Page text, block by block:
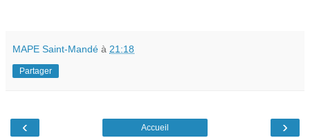
MAPE Saint-Mandé à 21:18
Partager
‹ ›
Accueil